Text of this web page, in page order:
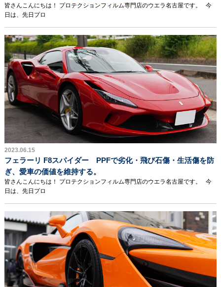
皆さんこんにちは！ プロテクションフィルム専門店のウエラ名古屋です。 今
日は、先日プロ
2023.06.15
フェラーリ F8スパイダー PPFで劣化・飛び石傷・生活傷を防
ぎ、愛車の価値を維持する。
皆さんこんにちは！ プロテクションフィルム専門店のウエラ名古屋です。 今
日は、先日プロ